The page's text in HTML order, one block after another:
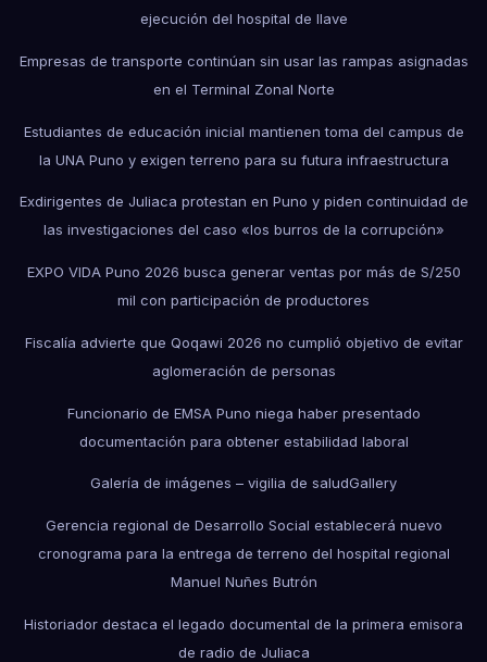
ejecución del hospital de Ilave
Empresas de transporte continúan sin usar las rampas asignadas
en el Terminal Zonal Norte
Estudiantes de educación inicial mantienen toma del campus de
la UNA Puno y exigen terreno para su futura infraestructura
Exdirigentes de Juliaca protestan en Puno y piden continuidad de
las investigaciones del caso «los burros de la corrupción»
EXPO VIDA Puno 2026 busca generar ventas por más de S/250
mil con participación de productores
Fiscalía advierte que Qoqawi 2026 no cumplió objetivo de evitar
aglomeración de personas
Funcionario de EMSA Puno niega haber presentado
documentación para obtener estabilidad laboral
Galería de imágenes – vigilia de saludGallery
Gerencia regional de Desarrollo Social establecerá nuevo
cronograma para la entrega de terreno del hospital regional
Manuel Nuñes Butrón
Historiador destaca el legado documental de la primera emisora
de radio de Juliaca